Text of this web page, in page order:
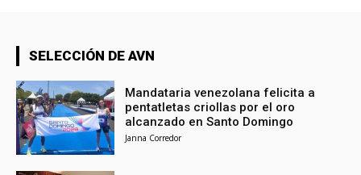
SELECCIÓN DE AVN
Mandataria venezolana felicita a
pentatletas criollas por el oro
alcanzado en Santo Domingo
Janna Corredor